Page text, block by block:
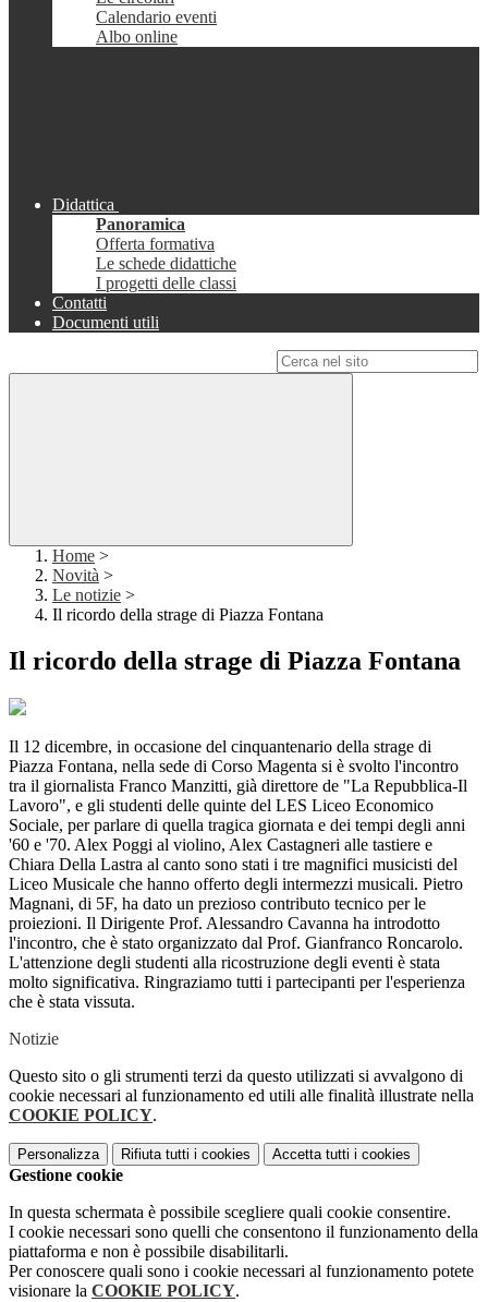
Calendario eventi
Albo online
Didattica
Panoramica
Offerta formativa
Le schede didattiche
I progetti delle classi
Contatti
Documenti utili
Home >
Novità >
Le notizie >
Il ricordo della strage di Piazza Fontana
Il ricordo della strage di Piazza Fontana
Il 12 dicembre, in occasione del cinquantenario della strage di
Piazza Fontana, nella sede di Corso Magenta si è svolto l'incontro
tra il giornalista Franco Manzitti, già direttore de "La Repubblica-Il
Lavoro", e gli studenti delle quinte del LES Liceo Economico
Sociale, per parlare di quella tragica giornata e dei tempi degli anni
'60 e '70. Alex Poggi al violino, Alex Castagneri alle tastiere e
Chiara Della Lastra al canto sono stati i tre magnifici musicisti del
Liceo Musicale che hanno offerto degli intermezzi musicali. Pietro
Magnani, di 5F, ha dato un prezioso contributo tecnico per le
proiezioni. Il Dirigente Prof. Alessandro Cavanna ha introdotto
l'incontro, che è stato organizzato dal Prof. Gianfranco Roncarolo.
L'attenzione degli studenti alla ricostruzione degli eventi è stata
molto significativa. Ringraziamo tutti i partecipanti per l'esperienza
che è stata vissuta.
Notizie
Questo sito o gli strumenti terzi da questo utilizzati si avvalgono di
cookie necessari al funzionamento ed utili alle finalità illustrate nella
COOKIE POLICY.
Personalizza Rifiuta tutti i cookies Accetta tutti i cookies
Gestione cookie
In questa schermata è possibile scegliere quali cookie consentire.
I cookie necessari sono quelli che consentono il funzionamento della
piattaforma e non è possibile disabilitarli.
Per conoscere quali sono i cookie necessari al funzionamento potete
visionare la COOKIE POLICY.